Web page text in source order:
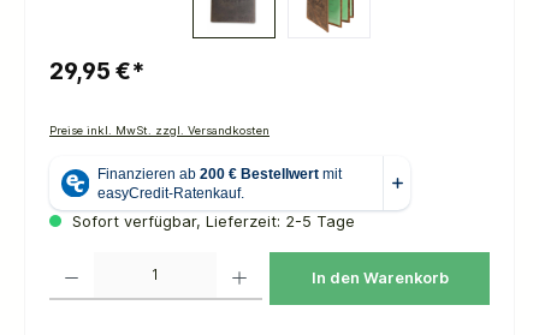
29,95 €*
Preise inkl. MwSt. zzgl. Versandkosten
Sofort verfügbar, Lieferzeit: 2-5 Tage
In den Warenkorb